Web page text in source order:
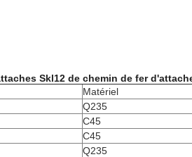
Skl12 de chemin de fer
Matériel
Q235
C45
C45
Q235